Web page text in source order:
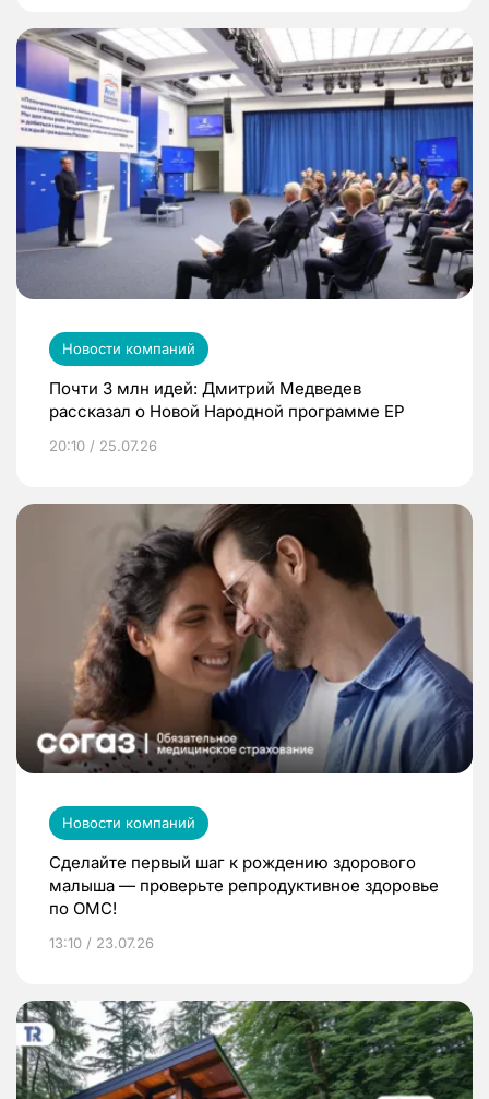
Новости компаний
Почти 3 млн идей: Дмитрий Медведев
рассказал о Новой Народной программе ЕР
20:10 / 25.07.26
Новости компаний
Сделайте первый шаг к рождению здорового
малыша — проверьте репродуктивное здоровье
по ОМС!
13:10 / 23.07.26